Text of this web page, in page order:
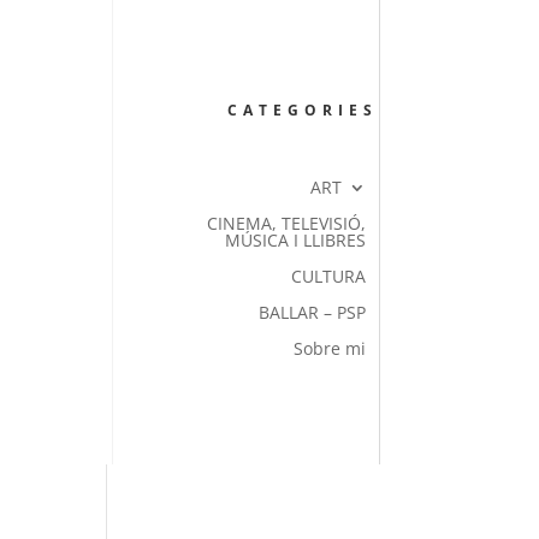
CATEGORIES
ART
CINEMA, TELEVISIÓ,
MÚSICA I LLIBRES
CULTURA
BALLAR – PSP
Sobre mi